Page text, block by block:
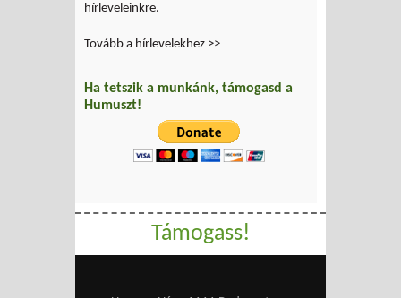
hírleveleinkre.
Tovább a hírlevelekhez >>
Ha tetszik a munkánk, támogasd a
Humuszt!
Támogass!